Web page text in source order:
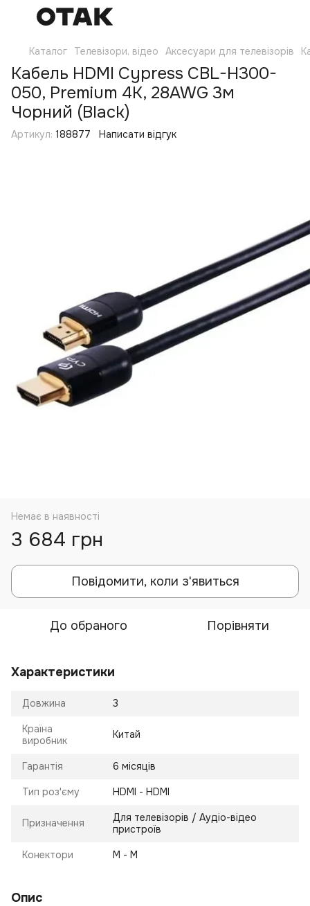
Каталог Телевізори, відео Аксесуари для телевізорів
Кабель HDMI Cypress CBL-H300-
050, Premium 4K, 28AWG 3м
Чорний (Black)
Артикул: 188877 Написати відгук
Немає в наявності
3 684 грн
Повідомити, коли з'явиться
До обраного Порівняти
Характеристики
Довжина 3
Країна
виробник
Китай
Гарантія 6 місяців
Тип роз'єму HDMI - HDMI
Призначення
Для телевізорів / Аудіо-відео
пристроїв
Конектори M - M
Опис